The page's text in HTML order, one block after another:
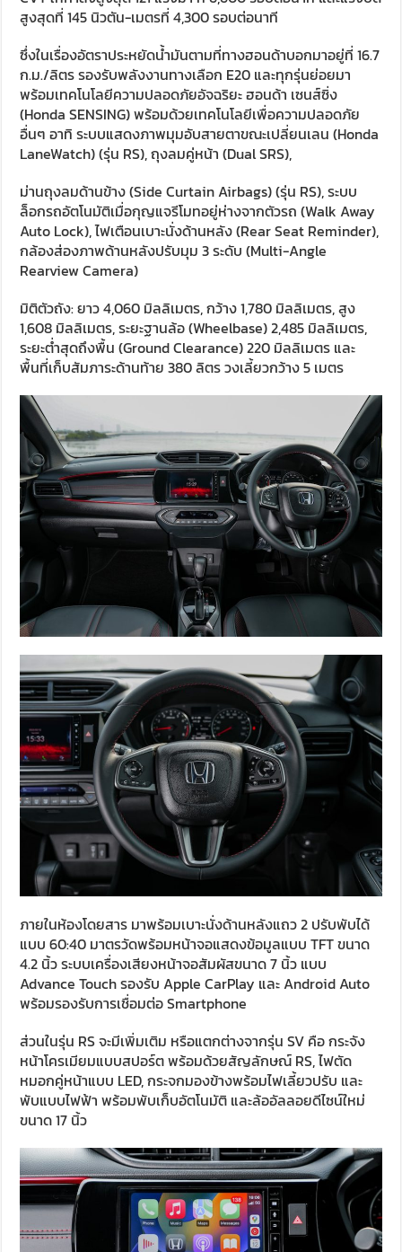
สูงสุดที่ 145 นิวตัน-เมตรที่ 4,300 รอบต่อนาที
ซึ่งในเรื่องอัตราประหยัดน้ำมันตามที่ทางฮอนด้าบอกมาอยู่ที่ 16.7
ก.ม./ลิตร รองรับพลังงานทางเลือก E20 และทุกรุ่นย่อยมา
พร้อมเทคโนโลยีความปลอดภัยอัจฉริยะ ฮอนด้า เซนส์ซิ่ง
(Honda SENSING) พร้อมด้วยเทคโนโลยีเพื่อความปลอดภัย
อื่นๆ อาทิ ระบบแสดงภาพมุมอับสายตาขณะเปลี่ยนเลน (Honda
LaneWatch) (รุ่น RS), ถุงลมคู่หน้า (Dual SRS),
ม่านถุงลมด้านข้าง (Side Curtain Airbags) (รุ่น RS), ระบบ
ล็อกรถอัตโนมัติเมื่อกุญแจรีโมทอยู่ห่างจากตัวรถ (Walk Away
Auto Lock), ไฟเตือนเบาะนั่งด้านหลัง (Rear Seat Reminder),
กล้องส่องภาพด้านหลังปรับมุม 3 ระดับ (Multi-Angle
Rearview Camera)
มิติตัวถัง: ยาว 4,060 มิลลิเมตร, กว้าง 1,780 มิลลิเมตร, สูง
1,608 มิลลิเมตร, ระยะฐานล้อ (Wheelbase) 2,485 มิลลิเมตร,
ระยะต่ำสุดถึงพื้น (Ground Clearance) 220 มิลลิเมตร และ
พื้นที่เก็บสัมภาระด้านท้าย 380 ลิตร วงเลี้ยวกว้าง 5 เมตร
ภายในห้องโดยสาร มาพร้อมเบาะนั่งด้านหลังแถว 2 ปรับพับได้
แบบ 60:40 มาตรวัดพร้อมหน้าจอแสดงข้อมูลแบบ TFT ขนาด
4.2 นิ้ว ระบบเครื่องเสียงหน้าจอสัมผัสขนาด 7 นิ้ว แบบ
Advance Touch รองรับ Apple CarPlay และ Android Auto
พร้อมรองรับการเชื่อมต่อ Smartphone
ส่วนในรุ่น RS จะมีเพิ่มเติม หรือแตกต่างจากรุ่น SV คือ กระจัง
หน้าโครเมียมแบบสปอร์ต พร้อมด้วยสัญลักษณ์ RS, ไฟตัด
หมอกคู่หน้าแบบ LED, กระจกมองข้างพร้อมไฟเลี้ยวปรับ และ
พับแบบไฟฟ้า พร้อมพับเก็บอัตโนมัติ และล้ออัลลอยดีไซน์ใหม่
ขนาด 17 นิ้ว